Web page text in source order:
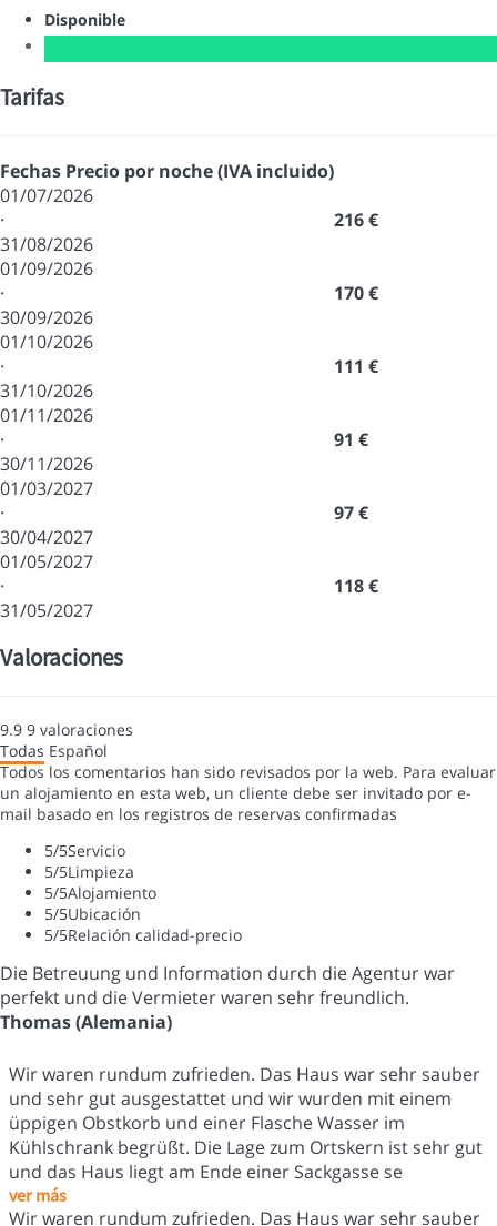
Disponible
Tarifas
Fechas Precio por noche (IVA incluido)
01/07/2026
·
31/08/2026
216 €
01/09/2026
·
30/09/2026
170 €
01/10/2026
·
31/10/2026
111 €
01/11/2026
·
30/11/2026
91 €
01/03/2027
·
30/04/2027
97 €
01/05/2027
·
31/05/2027
118 €
Valoraciones
9.9 9 valoraciones
Todas Español
Todos los comentarios han sido revisados por la web. Para evaluar
un alojamiento en esta web, un cliente debe ser invitado por e-
mail basado en los registros de reservas confirmadas
5/5Servicio
5/5Limpieza
5/5Alojamiento
5/5Ubicación
5/5Relación calidad-precio
Die Betreuung und Information durch die Agentur war
perfekt und die Vermieter waren sehr freundlich.
Thomas (Alemania)
Wir waren rundum zufrieden. Das Haus war sehr sauber
und sehr gut ausgestattet und wir wurden mit einem
üppigen Obstkorb und einer Flasche Wasser im
Kühlschrank begrüßt. Die Lage zum Ortskern ist sehr gut
und das Haus liegt am Ende einer Sackgasse se
ver más
Wir waren rundum zufrieden. Das Haus war sehr sauber